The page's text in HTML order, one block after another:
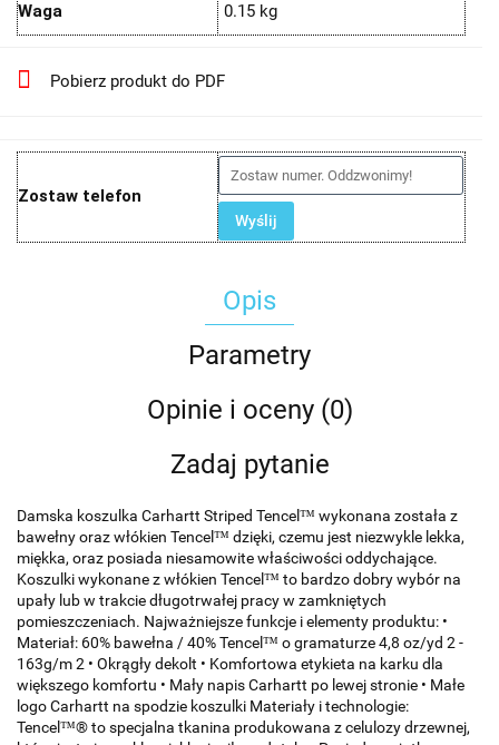
Waga 0.15 kg
Pobierz produkt do PDF
Zostaw telefon
Wyślij
Opis
Parametry
Opinie i oceny (0)
Zadaj pytanie
Damska koszulka Carhartt Striped Tencel™ wykonana została z
bawełny oraz włókien Tencel™ dzięki, czemu jest niezwykle lekka,
miękka, oraz posiada niesamowite właściwości oddychające.
Koszulki wykonane z włókien Tencel™ to bardzo dobry wybór na
upały lub w trakcie długotrwałej pracy w zamkniętych
pomieszczeniach. Najważniejsze funkcje i elementy produktu: •
Materiał: 60% bawełna / 40% Tencel™ o gramaturze 4,8 oz/yd 2 -
163g/m 2 • Okrągły dekolt • Komfortowa etykieta na karku dla
większego komfortu • Mały napis Carhartt po lewej stronie • Małe
logo Carhartt na spodzie koszulki Materiały i technologie:
Tencel™® to specjalna tkanina produkowana z celulozy drzewnej,